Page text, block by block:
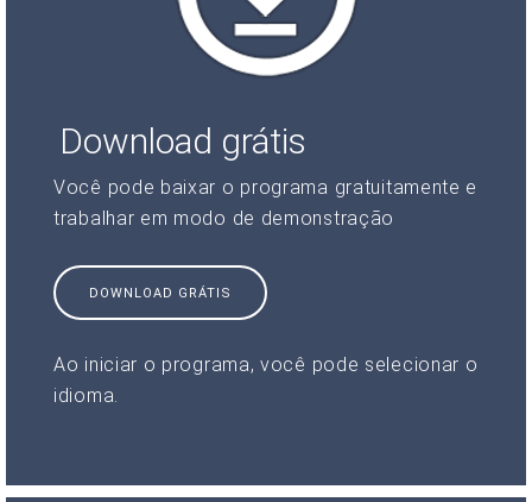
Download grátis
Você pode baixar o programa gratuitamente e
trabalhar em modo de demonstração
DOWNLOAD GRÁTIS
Ao iniciar o programa, você pode selecionar o
idioma.